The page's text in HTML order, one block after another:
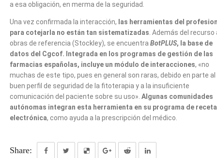
a esa obligación, en merma de la seguridad.
Una vez confirmada la interacción, las herramientas del
para cotejarla no están tan sistematizadas. Además del recurso
obras de referencia (Stockley), se encuentra BotPLUS, la base de
datos del Cgcof. Integrada en los programas de gestión de las
farmacias españolas, incluye un módulo de interacciones, «no
muchas de este tipo, pues en general son raras, debido en parte al
buen perfil de seguridad de la fitoterapia y a la insuficiente
comunicación del paciente sobre su uso». Algunas comunidades
autónomas integran esta herramienta en su programa de receta
electrónica, como ayuda a la prescripción del médico.
Share: